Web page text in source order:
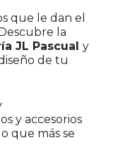
que le dan el
la
JL Pascual y
de tu
y accesorios
que más se